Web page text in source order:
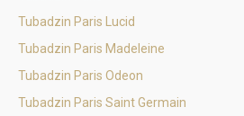
Tubadzin Paris Lucid
Tubadzin Paris Madeleine
Tubadzin Paris Odeon
Tubadzin Paris Saint Germain